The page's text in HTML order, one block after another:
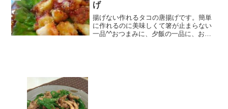
げ
揚げない作れるタコの唐揚げです。簡単
に作れるのに美味しくて箸が止まらない
一品^^おつまみに、夕飯の一品に、お弁